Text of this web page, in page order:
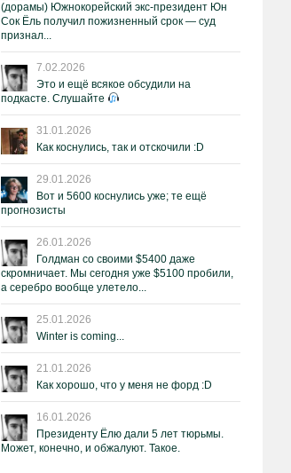
(дорамы) Южнокорейский экс-президент Юн
Сок Ёль получил пожизненный срок — суд
признал...
7.02.2026
Это и ещё всякое обсудили на
подкасте. Слушайте
31.01.2026
Как коснулись, так и отскочили :D
29.01.2026
Вот и 5600 коснулись уже; те ещё
прогнозисты
26.01.2026
Голдман со своими $5400 даже
скромничает. Мы сегодня уже $5100 пробили,
а серебро вообще улетело...
25.01.2026
Winter is coming...
21.01.2026
Как хорошо, что у меня не форд :D
16.01.2026
Президенту Ёлю дали 5 лет тюрьмы.
Может, конечно, и обжалуют. Такое.